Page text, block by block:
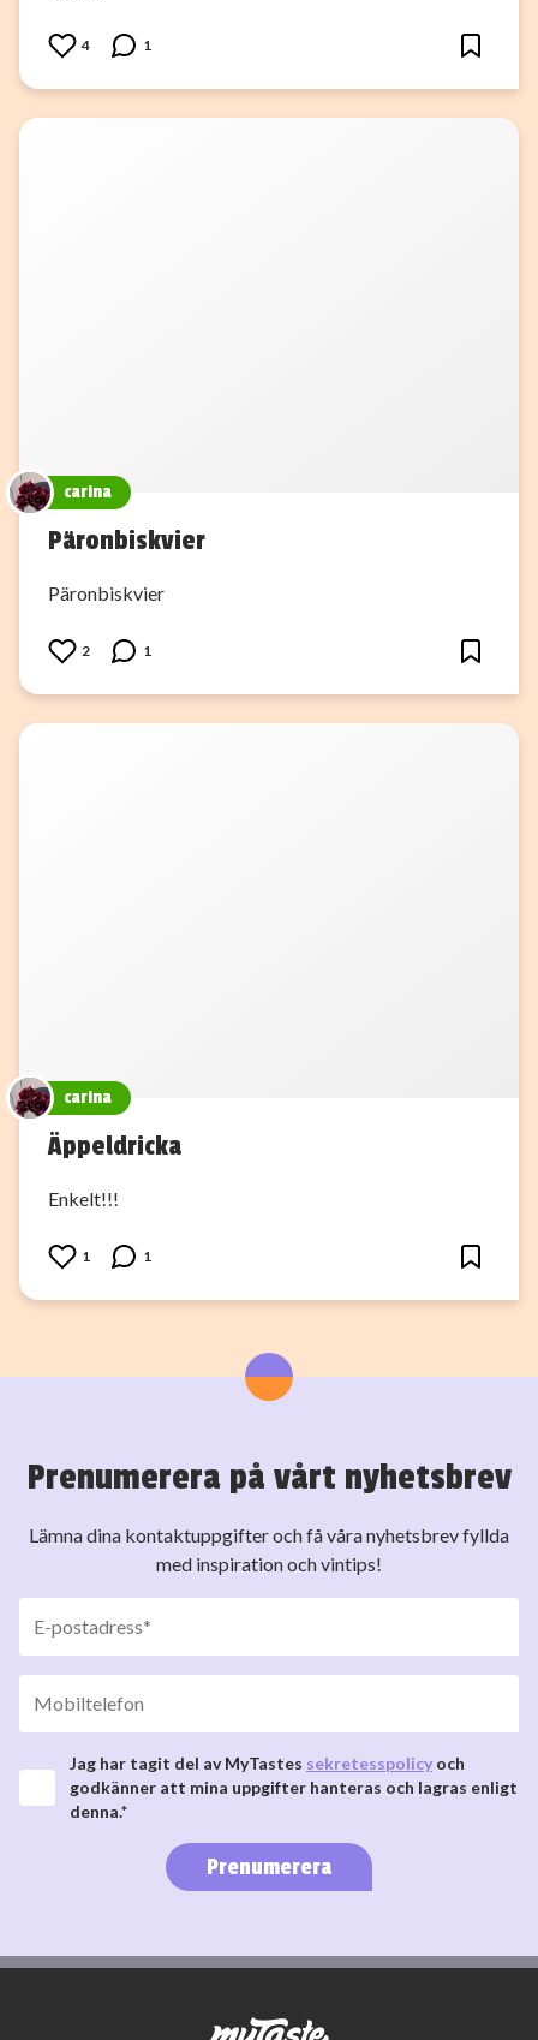
4 1
carina
Päronbiskvier
Päronbiskvier
2 1
carina
Äppeldricka
Enkelt!!!
1 1
Prenumerera på vårt nyhetsbrev
Lämna dina kontaktuppgifter och få våra nyhetsbrev fyllda
med inspiration och vintips!
Jag har tagit del av MyTastes sekretesspolicy och
godkänner att mina uppgifter hanteras och lagras enligt
denna.*
Prenumerera